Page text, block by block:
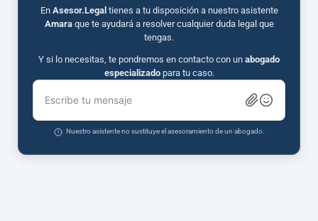
En Asesor.Legal tienes a tu disposición a nuestro asistente
Amaraque te ayudará a resolver cualquier duda legal que
tengas.
Y si lo necesitas, te pondremos en contacto con un abogado
especializadopara tu caso.
Escribe tu mensaje
Nuestro asistente no sustituye el asesoramiento de un abogado.